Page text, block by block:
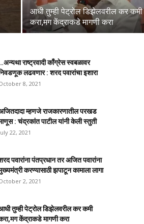
आधी तुम्ही पेट्रोल डिझेलवरील कर कमी
करा,मग केंद्राकडे मागणी करा
राष्ट्रवादी काँग्रेस स्वबळावर
लढवणार : शरद पवारांचा इशारा
8, 2021
म्हणजे राजकारणातील परखड
: चंद्रकांत पाटील यांनी केली स्तुती
22, 2021
पवारांना पंतप्रधान तर अजित पवारांना
करण्यासाठी झपाटून कामाला लागा
2, 2021
तुम्ही पेट्रोल डिझेलवरील कर कमी
केंद्राकडे मागणी करा